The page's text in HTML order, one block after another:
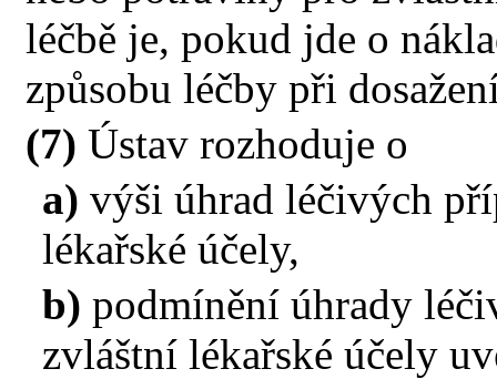
léčbě je, pokud jde o
způsobu léčby při
(7) Ústav rozhoduje o
a) výši úhrad léčivých
lékařské účely,
b) podmínění úhrady
zvláštní lékařské účely